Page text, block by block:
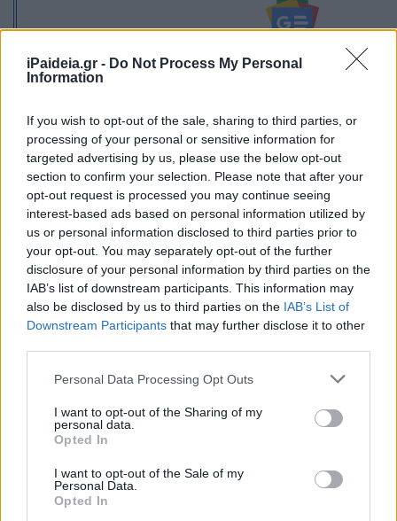
iPaideia.gr - Do Not Process My Personal
Information
If you wish to opt-out of the sale, sharing to third parties, or
processing of your personal or sensitive information for
targeted advertising by us, please use the below opt-out
section to confirm your selection. Please note that after your
opt-out request is processed you may continue seeing
interest-based ads based on personal information utilized by
us or personal information disclosed to third parties prior to
your opt-out. You may separately opt-out of the further
disclosure of your personal information by third parties on the
IAB’s list of downstream participants. This information may
also be disclosed by us to third parties on the IAB’s List of
Downstream Participants that may further disclose it to other
Please note that this website/app uses one or more Google
not limited to your visit or usage behaviour. You may click to
grant or deny consent to Google and its third-party tags to
use your data for below specified purposes in below Google
consent section.
Personal Data Processing Opt Outs
I want to opt-out of the Sharing of my
personal data.
Opted In
I want to opt-out of the Sale of my
Personal Data.
Opted In
Ακολουθείστε το iPaideia.gr στο
Στην Κατηγορία:ΕΙΔΗΣΕΙΣ
ΠΛΗΡΩΜΗ ΣΥΝΤΑΞΕΩΝ
ΣΥΝΤΑΞΕΙΣ
ΣΥΝΤΑΞΕΙΣ ΙΚΑ
ΣΥΝΤΑΞΕΙΣ ΝΑΤ
ΣΥΝΤΑΞΕΙΣ
ΣΥΝΤΑΞΙΟΥΧΟΙ
ΣΥΝΤΑΞΙΟΥΧΟΙ ΔΗΜΟΣΙΟΥ